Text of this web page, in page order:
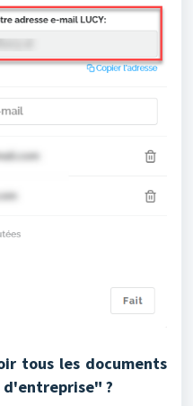
tous les documents
d'entreprise" ?